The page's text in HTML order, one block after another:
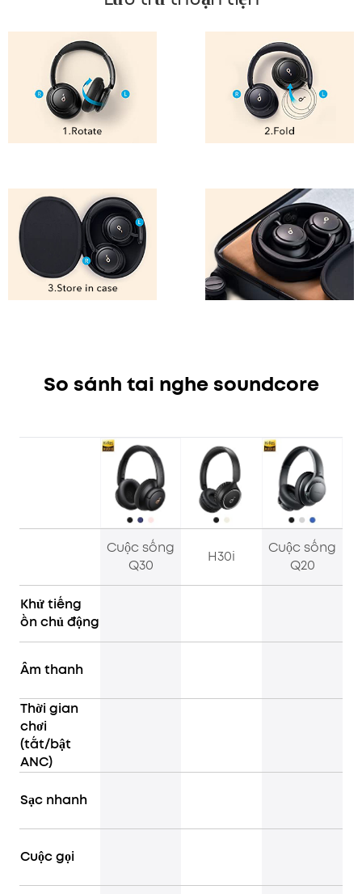
So sánh tai nghe soundcore
Cuộc sống
Q30
H30i
Cuộc sống
Q20
Khử tiếng
ồn chủ động
Âm thanh
Thời gian
chơi
(tắt/bật
ANC)
Sạc nhanh
Cuộc gọi